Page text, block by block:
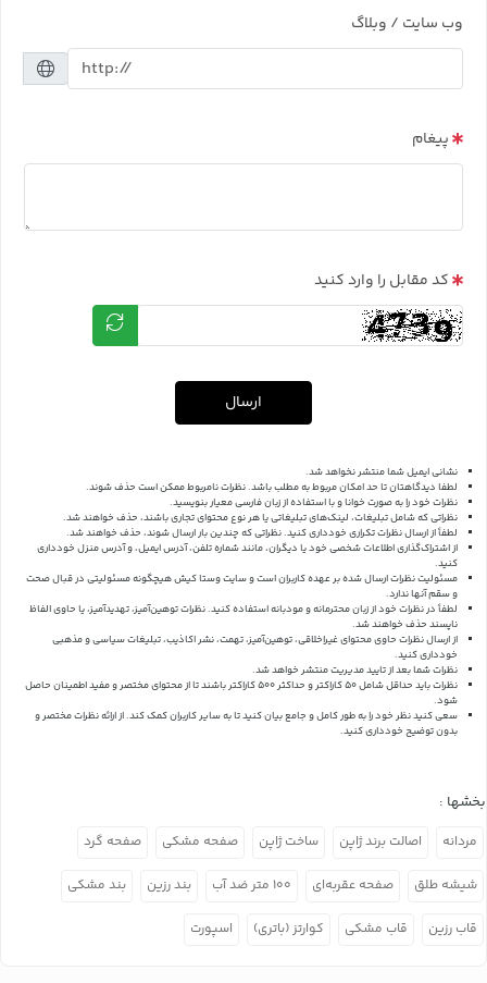
وب سایت / وبلاگ
پیغام
کد مقابل را وارد کنید
ارسال
نشانی ایمیل شما منتشر نخواهد شد.
لطفا دیدگاهتان تا حد امکان مربوط به مطلب باشد. نظرات نامربوط ممکن است حذف شوند.
نظرات خود را به صورت خوانا و با استفاده از زبان فارسی معیار بنویسید.
نظراتی که شامل تبلیغات، لینک‌های تبلیغاتی یا هر نوع محتوای تجاری باشند، حذف خواهند شد.
لطفاً از ارسال نظرات تکراری خودداری کنید. نظراتی که چندین بار ارسال شوند، حذف خواهند شد.
از اشتراک‌گذاری اطلاعات شخصی خود یا دیگران، مانند شماره تلفن، آدرس ایمیل، و آدرس منزل خودداری
کنید.
مسئولیت نظرات ارسال شده بر عهده کاربران است و سایت وستا کیش هیچگونه مسئولیتی در قبال صحت
و سقم آنها ندارد.
لطفاً در نظرات خود از زبان محترمانه و مودبانه استفاده کنید. نظرات توهین‌آمیز، تهدیدآمیز، یا حاوی الفاظ
ناپسند حذف خواهند شد.
از ارسال نظرات حاوی محتوای غیراخلاقی، توهین‌آمیز، تهمت، نشر اکاذیب، تبلیغات سیاسی و مذهبی
خودداری کنید.
نظرات شما بعد از تایید مدیریت منتشر خواهد شد.
نظرات باید حداقل شامل 50 کاراکتر و حداکثر 500 کاراکتر باشند تا از محتوای مختصر و مفید اطمینان حاصل
شود.
سعی کنید نظر خود را به طور کامل و جامع بیان کنید تا به سایر کاربران کمک کند.از ارائه نظرات مختصر و
بدون توضیح خودداری کنید.
بخشها :
مردانه اصالت برند ژاپن ساخت ژاپن صفحه مشکی صفحه گرد
شیشه طلق صفحه عقربه‌ای ۱۰۰ متر ضد آب بند رزین بند مشکی
قاب رزین قاب مشکی کوارتز (باتری) اسپورت